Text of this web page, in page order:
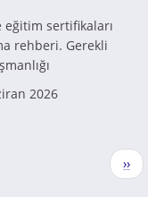
sertifikaları
rehberi. Gerekli
2026
››